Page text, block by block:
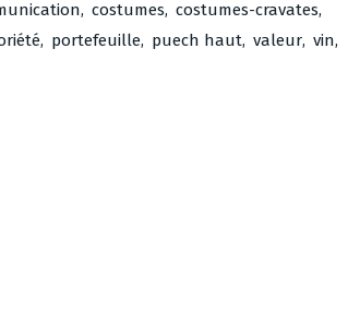
, costumes, costumes-cravates,
, portefeuille, puech haut, valeur, vin,